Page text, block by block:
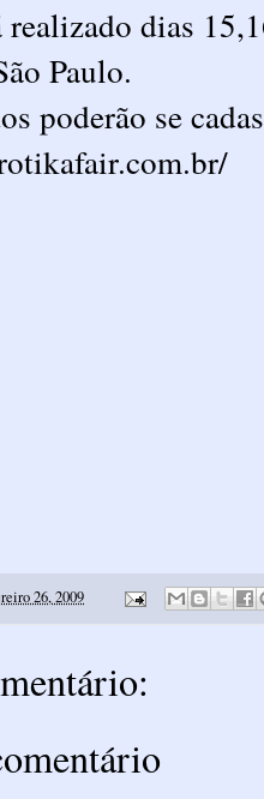
realizado dias
Paulo.
poderão se
26, 2009